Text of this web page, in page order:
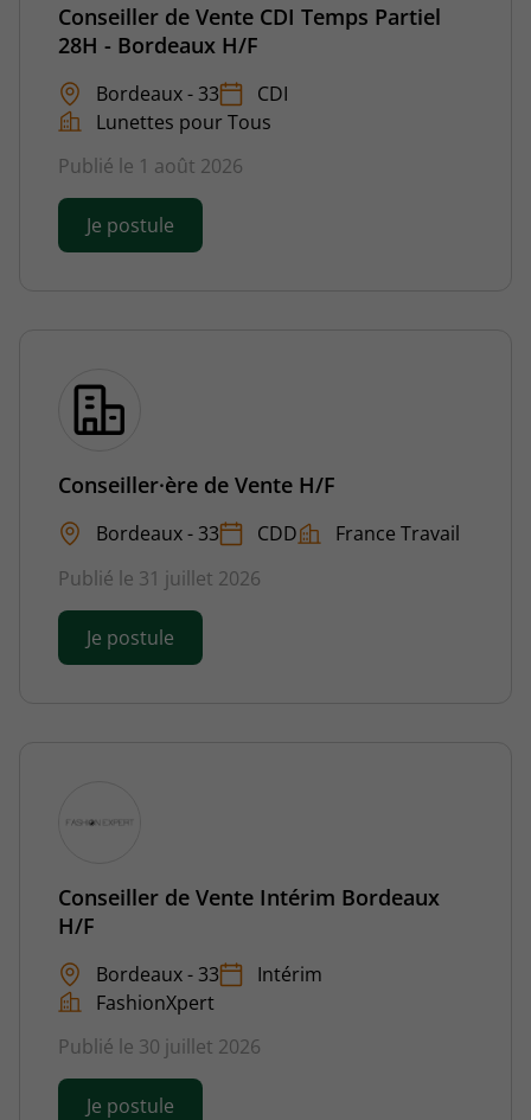
Conseiller de Vente CDI Temps Partiel
28H - Bordeaux H/F
Bordeaux - 33
CDI
Lunettes pour Tous
Publié le 1 août 2026
Je postule
Conseiller·ère de Vente H/F
Bordeaux - 33 CDD
France Travail
Publié le 31 juillet 2026
Je postule
Conseiller de Vente Intérim Bordeaux
H/F
Bordeaux - 33
Intérim
FashionXpert
Publié le 30 juillet 2026
Je postule